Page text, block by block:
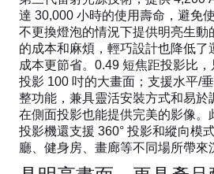
達 30,000 小時的使用壽命，避免
不更換燈泡的情況下提供明亮生動
的成本和麻煩，輕巧設計也降低了
成本更節省。0.49 短焦距投影比
投影 100 吋的大畫面；支援水平/
整功能，兼具靈活安裝方式和易於
在側面投影也能提供完美的影像。
投影機還支援 360° 投影和縱向模
廳、健身房、畫廊等不同場所帶來